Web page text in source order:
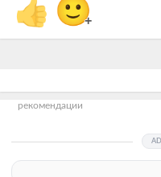
👍 🙂+
рекомендации